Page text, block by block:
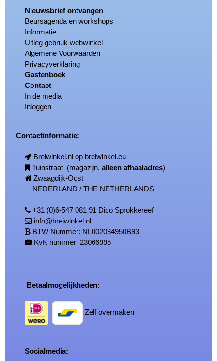
Nieuwsbrief ontvangen
Beursagenda en workshops
Informatie
Uitleg gebruik webwinkel
Algemene Voorwaarden
Privacyverklaring
Gastenboek
Contact
In de media
Inloggen
Contactinformatie:
Breiwinkel.nl op breiwinkel.eu
Tuinstraat (magazijn,alleen afhaaladres)
Zwaagdijk-Oost
NEDERLAND / THE NETHERLANDS
+31 (0)6-547 081 91 Dico Sprokkereef
info@breiwinkel.nl
BTW Nummer: NL002034950B93
KvK nummer: 23066995
Betaalmogelijkheden:
Zelf overmaken
Socialmedia: